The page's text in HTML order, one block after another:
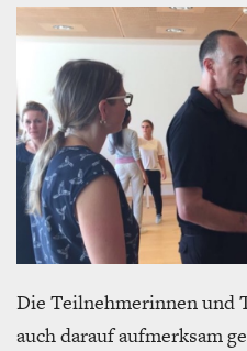
Die Teilnehmerinnen und
auch darauf aufmerksam